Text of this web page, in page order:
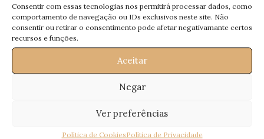
Consentir com essas tecnologias nos permitirá processar dados, como
comportamento de navegação ou IDs exclusivos neste site. Não
consentir ou retirar o consentimento pode afetar negativamante certos
recursos e funções.
Aceitar
Negar
Ver preferências
Política de CookiesPolítica de Privacidade
Profissional:
Poderá estar sujeito a escolhas. Decida
conforme os seus sentimentos.
Financeiramente receberá um bónus.
Saúde:
Sujeito a cansaço físico e psicológico.
Escorpião